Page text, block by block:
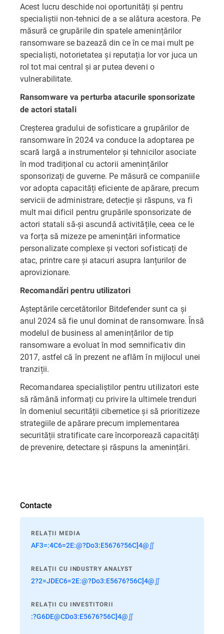
Acest lucru deschide noi oportunități și pentru
specialiștii non-tehnici de a se alătura acestora. Pe
măsură ce grupările din spatele amenințărilor
ransomware se bazează din ce în ce mai mult pe
specialiști, notorietatea și reputația lor vor juca un
rol tot mai central și ar putea deveni o
vulnerabilitate.
Ransomware va perturba atacurile sponsorizate
de actori statali
Creșterea gradului de sofisticare a grupărilor de
ransomware în 2024 va conduce la adoptarea pe
scară largă a instrumentelor și tehnicilor asociate
în mod tradițional cu actorii amenințărilor
sponsorizați de guverne. Pe măsură ce companiile
vor adopta capacități eficiente de apărare, precum
servicii de administrare, detecție și răspuns, va fi
mult mai dificil pentru grupările sponsorizate de
actori statali să-și ascundă activitățile, ceea ce le
va forța să mizeze pe amenințări informatice
personalizate complexe și vectori sofisticați de
atac, printre care și atacuri asupra lanțurilor de
aprovizionare.
Recomandări pentru utilizatori
Așteptările cercetătorilor Bitdefender sunt ca și
anul 2024 să fie unul dominat de ransomware. Însă
modelul de business al amenințărilor de tip
ransomware a evoluat în mod semnificativ din
2017, astfel că în prezent ne aflăm în mijlocul unei
tranziții.
Recomandarea specialiștilor pentru utilizatori este
să rămână informați cu privire la ultimele trenduri
în domeniul securității cibernetice și să prioritizeze
strategiile de apărare precum implementarea
securității stratificate care încorporează capacități
de prevenire, detectare și răspuns la amenințări.
Contacte
RELAȚII MEDIA
AF3=:4C6=2E:@?Do3:E5676?56C]4@∬
RELAȚII CU INDUSTRY ANALYST
2?2=JDEC6=2E:@?Do3:E5676?56C]4@∬
RELAȚII CU INVESTITORII
:?G6DE@CDo3:E5676?56C]4@∬